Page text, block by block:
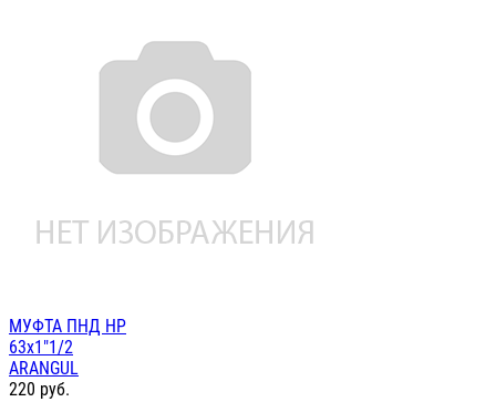
МУФТА ПНД НР
63х1"1/2
ARANGUL
220 руб.